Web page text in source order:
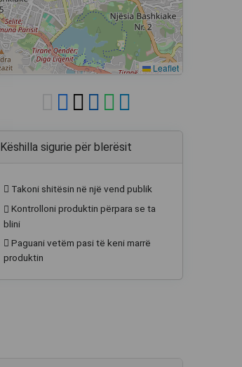
Leaflet
Këshilla sigurie për blerësit
Takoni shitësin në një vend publik
Kontrolloni produktin përpara se ta
blini
Paguani vetëm pasi të keni marrë
produktin